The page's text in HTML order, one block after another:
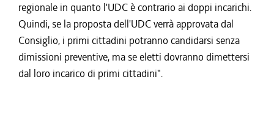
regionale in quanto l'UDC è contrario ai doppi incarichi.
Quindi, se la proposta dell'UDC verrà approvata dal
Consiglio, i primi cittadini potranno candidarsi senza
dimissioni preventive, ma se eletti dovranno dimettersi
dal loro incarico di primi cittadini".